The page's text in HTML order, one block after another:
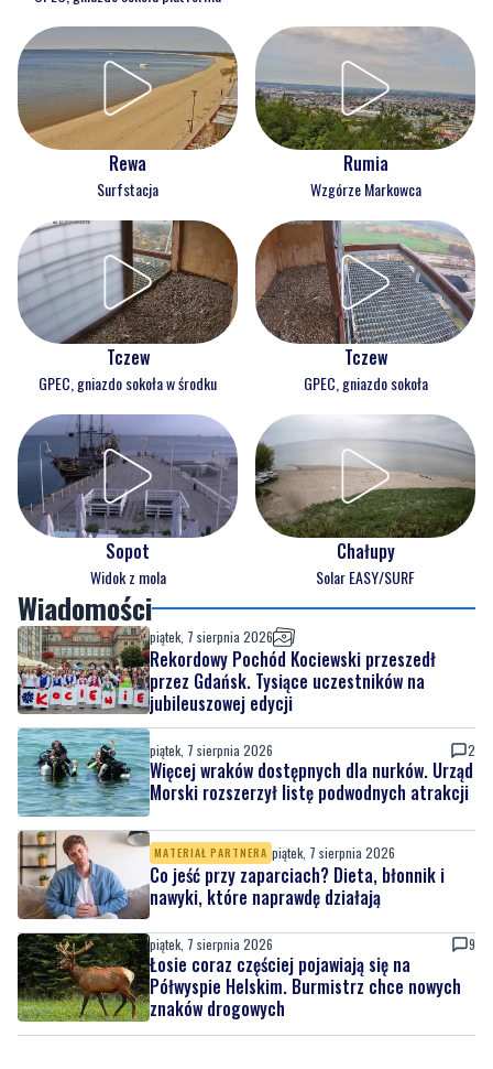
Rewa
Surfstacja
Rumia
Wzgórze Markowca
Tczew
GPEC, gniazdo sokoła w środku
Tczew
GPEC, gniazdo sokoła
Sopot
Widok z mola
Chałupy
Solar EASY/SURF
Wiadomości
piątek, 7 sierpnia 2026
Rekordowy Pochód Kociewski przeszedł
przez Gdańsk. Tysiące uczestników na
jubileuszowej edycji
piątek, 7 sierpnia 2026 2
Więcej wraków dostępnych dla nurków. Urząd
Morski rozszerzył listę podwodnych atrakcji
MATERIAŁ PARTNERA piątek, 7 sierpnia 2026
Co jeść przy zaparciach? Dieta, błonnik i
nawyki, które naprawdę działają
piątek, 7 sierpnia 2026 9
Łosie coraz częściej pojawiają się na
Półwyspie Helskim. Burmistrz chce nowych
znaków drogowych